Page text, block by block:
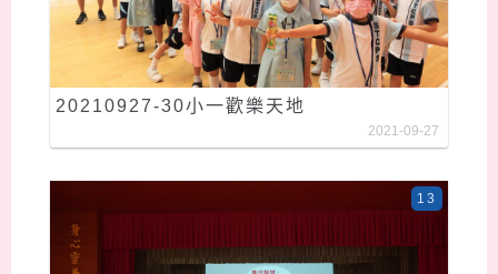
20210927-30小一歡樂天地
2021-09-27
13